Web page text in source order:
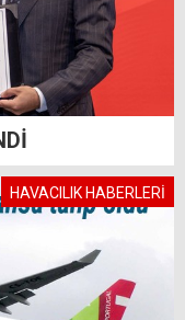
HAVACILIK HABERLERİ